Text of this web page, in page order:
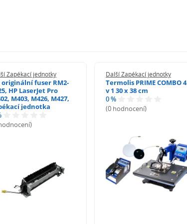
Zapékací jednotky
originální fuser RM2-
HP LaserJet Pro
M403, M426, M427,
jednotka
Další Zapékací jednotky
Termolis PRIME COMBO 4
v 1 30 x 38 cm
0 %
(0 hodnocení)